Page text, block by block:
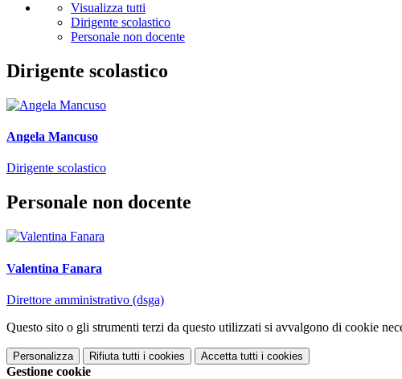
Visualizza tutti
Dirigente scolastico
Personale non docente
Dirigente scolastico
Angela Mancuso
Dirigente scolastico
Personale non docente
Valentina Fanara
Direttore amministrativo (dsga)
Questo sito o gli strumenti terzi da questo utilizzati si avvalgono di cookie
Personalizza Rifiuta tutti i cookies Accetta tutti i cookies
Gestione cookie